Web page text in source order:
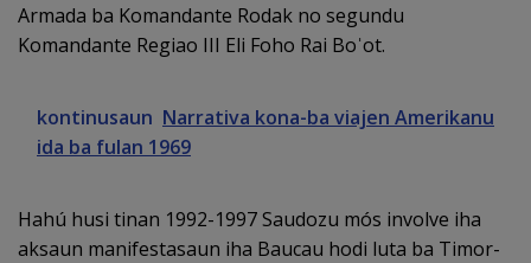
Armada ba Komandante Rodak no segundu
Komandante Regiao III Eli Foho Rai Boˈot.
kontinusaun Narrativa kona-ba viajen Amerikanu
ida ba fulan 1969
Hahú husi tinan 1992-1997 Saudozu mós involve iha
aksaun manifestasaun iha Baucau hodi luta ba Timor-